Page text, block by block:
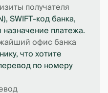
получателя
SWIFT-код банка,
платежа.
офис банка
что хотите
по номеру